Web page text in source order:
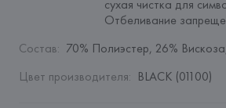
сухая чистка для
Отбеливание
Состав: 70% Полиэстер, 26%
Цвет производителя: BLACK (01100)